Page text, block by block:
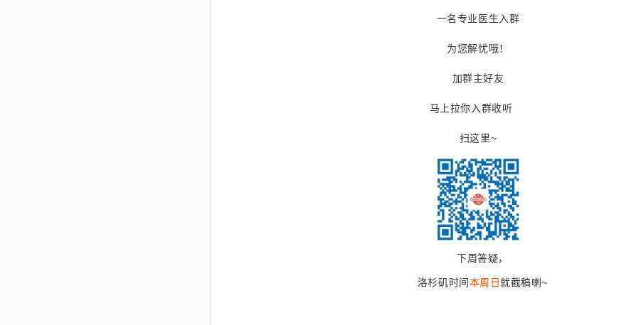
一名专业医生入群
为您解忧哦！
加群主好友
马上拉你入群收听
扫这里~
下周答疑，
洛杉矶时间本周日就截稿喇~